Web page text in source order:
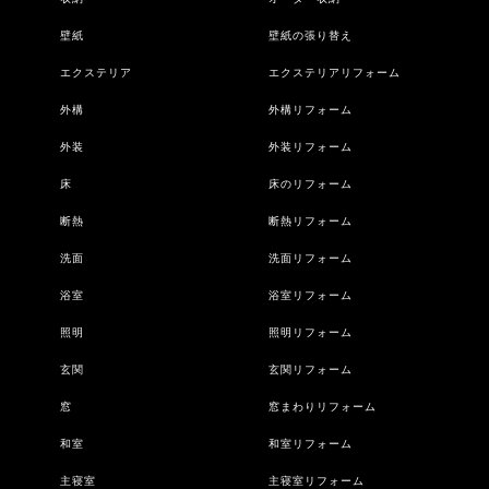
壁紙
エクステリア
外構
外装
床
断熱
洗面
浴室
照明
玄関
窓
和室
主寝室
壁紙の張り替え
エクステリアリフォーム
外構リフォーム
外装リフォーム
床のリフォーム
断熱リフォーム
洗面リフォーム
浴室リフォーム
照明リフォーム
玄関リフォーム
窓まわりリフォーム
和室リフォーム
主寝室リフォーム